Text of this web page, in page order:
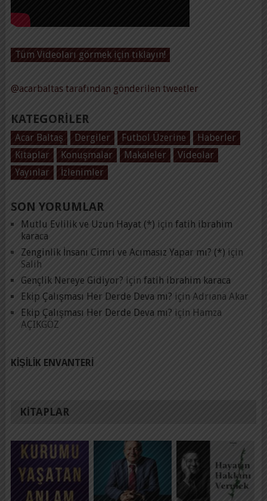
Tüm Videoları görmek için tıklayın!
@acarbaltas tarafından gönderilen tweetler
KATEGORILER
Acar Baltaş Dergiler Futbol Üzerine
Haberler
Kitaplar
Konuşmalar Makaleler
Videolar
Yayınlar
İzlenimler
SON YORUMLAR
Mutlu Evlilik ve Uzun Hayat (*) için fatih ibrahim
karaca
Zenginlik İnsanı Cimri ve Acımasız Yapar mı? (*) için
Salih
Gençlik Nereye Gidiyor? için fatih ibrahim karaca
Ekip Çalışması Her Derde Deva mı? için Adrıana Akar
Ekip Çalışması Her Derde Deva mı? için Hamza
AÇIKGÖZ
KIŞILIK ENVANTERI
KITAPLAR